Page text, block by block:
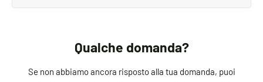
We always aim for make sure our customers love our
happy to help. Just email us directly and we’ll take
Qualche domanda?
Se non abbiamo ancora risposto alla tua domanda, puoi